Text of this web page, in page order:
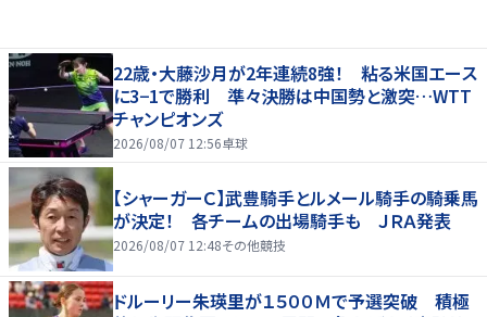
22歳・大藤沙月が2年連続8強！ 粘る米国エース
に3−1で勝利 準々決勝は中国勢と激突…WTT
チャンピオンズ
2026/08/07 12:56卓球
【シャーガーＣ】武豊騎手とルメール騎手の騎乗馬
が決定！ 各チームの出場騎手も ＪＲＡ発表
2026/08/07 12:48その他競技
ドルーリー朱瑛里が１５００Ｍで予選突破 積極